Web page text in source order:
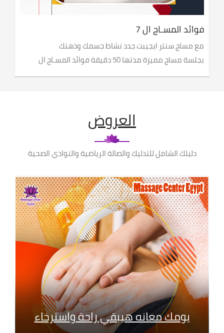
فوائد المسـاج ال 7
مع مساج سنتر ايجيبت جدد نشاط جسمك وذهنك
بجلسة مساج مميزة مدتها 50 دقيقة فوائد المسـاج ال
العروض
دليلك الشامل للتدليك والصالة الرياضية والنوادي الصحية
يومك معانه هيبقي راحة واسترخاء